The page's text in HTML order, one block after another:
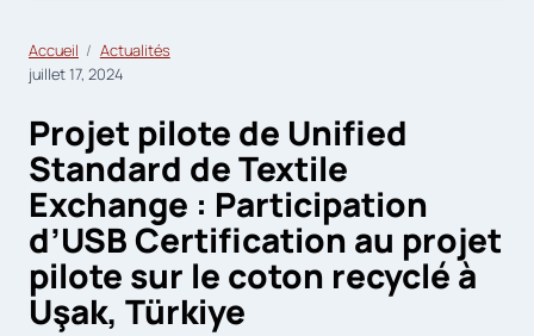
Accueil
Actualités
juillet 17, 2024
Projet pilote de Unified
Standard de Textile
Exchange : Participation
d’USB Certification au projet
pilote sur le coton recyclé à
Uşak, Türkiye